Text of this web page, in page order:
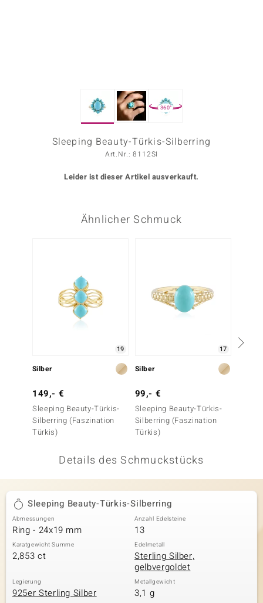
360°
Sleeping Beauty-Türkis-Silberring
Art.Nr.: 8112SI
Leider ist dieser Artikel ausverkauft.
Ähnlicher Schmuck
19
Silber
149,- €
Sleeping Beauty-Türkis-
Silberring (Faszination
Türkis)
17
Silber
99,- €
Sleeping Beauty-Türkis-
Silberring (Faszination
Türkis)
Details des Schmuckstücks
Sleeping Beauty-Türkis-Silberring
Abmessungen
Ring - 24x19 mm
Anzahl Edelsteine
13
Karatgewicht Summe
2,853 ct
Edelmetall
Sterling Silber,
gelbvergoldet
Legierung
925er Sterling Silber
Metallgewicht
3,1 g